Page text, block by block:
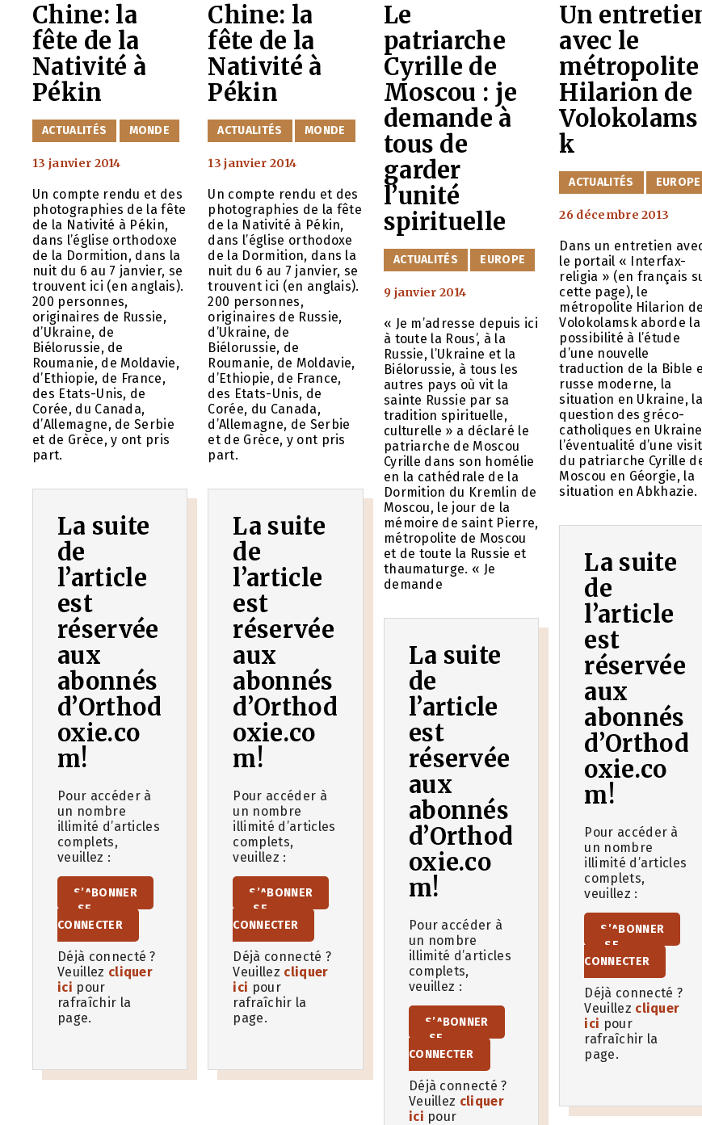
Chine: la
fête de la
Nativité à
Pékin
CATÉGORIES
ACTUALITÉS MONDE
13 janvier 2014
Un compte rendu et des
photographies de la fête
de la Nativité à Pékin,
dans l’église orthodoxe
de la Dormition, dans la
nuit du 6 au 7 janvier, se
trouvent ici (en anglais).
200 personnes,
originaires de Russie,
d’Ukraine, de
Biélorussie, de
Roumanie, de Moldavie,
d’Ethiopie, de France,
des Etats-Unis, de
Corée, du Canada,
d’Allemagne, de Serbie
et de Grèce, y ont pris
part.
La suite
de
l’article
est
réservée
aux
abonnés
d’Orthod
oxie.co
m!
Pour accéder à
un nombre
illimité d’articles
complets,
veuillez :
S’ABONNER
SE
CONNECTER
Déjà connecté ?
Veuillez cliquer
ici pour
rafraîchir la
page.
Chine: la
fête de la
Nativité à
Pékin
CATÉGORIES
ACTUALITÉS MONDE
13 janvier 2014
Un compte rendu et des
photographies de la fête
de la Nativité à Pékin,
dans l’église orthodoxe
de la Dormition, dans la
nuit du 6 au 7 janvier, se
trouvent ici (en anglais).
200 personnes,
originaires de Russie,
d’Ukraine, de
Biélorussie, de
Roumanie, de Moldavie,
d’Ethiopie, de France,
des Etats-Unis, de
Corée, du Canada,
d’Allemagne, de Serbie
et de Grèce, y ont pris
part.
La suite
de
l’article
est
réservée
aux
abonnés
d’Orthod
oxie.co
m!
Pour accéder à
un nombre
illimité d’articles
complets,
veuillez :
S’ABONNER
SE
CONNECTER
Déjà connecté ?
Veuillez cliquer
ici pour
rafraîchir la
page.
Le
patriarche
Cyrille de
Moscou : je
demande à
tous de
garder
l’unité
spirituelle
CATÉGORIES
ACTUALITÉS EUROPE
9 janvier 2014
« Je m’adresse depuis ici
à toute la Rous’, à la
Russie, l’Ukraine et la
Biélorussie, à tous les
autres pays où vit la
sainte Russie par sa
tradition spirituelle,
culturelle » a déclaré le
patriarche de Moscou
Cyrille dans son homélie
en la cathédrale de la
Dormition du Kremlin de
Moscou, le jour de la
mémoire de saint Pierre,
métropolite de Moscou
et de toute la Russie et
thaumaturge. « Je
demande
La suite
de
l’article
est
réservée
aux
abonnés
d’Orthod
oxie.co
m!
Pour accéder à
un nombre
illimité d’articles
complets,
veuillez :
S’ABONNER
SE
CONNECTER
Déjà connecté ?
Veuillez cliquer
ici pour
Un
avec le
métropolite
Hilarion de
Volokolams
k
CATÉGORIES
ACTUALITÉS EUROPE
26 décembre 2013
Dans un entretien
le portail « Interfax-
religia » (en français
cette page), le
métropolite Hilarion de
Volokolamsk aborde la
possibilité à l’étude
d’une nouvelle
traduction de la Bible
russe moderne, la
situation en Ukraine, la
question des gréco-
catholiques en
l’éventualité d’une
du patriarche Cyrille
Moscou en Géorgie, la
situation en Abkhazie.
La suite
de
l’article
est
réservée
aux
abonnés
d’Orthod
oxie.co
m!
Pour accéder à
un nombre
illimité d’articles
complets,
veuillez :
S’ABONNER
SE
CONNECTER
Déjà connecté ?
Veuillez cliquer
ici pour
rafraîchir la
page.